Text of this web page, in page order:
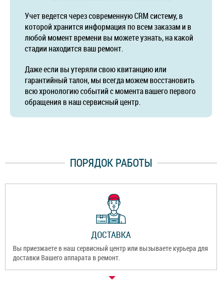
Учет ведется через современную CRM систему, в
которой хранится информация по всем заказам и в
любой момент времени вы можете узнать, на какой
стадии находится ваш ремонт.
Даже если вы утеряли свою квитанцию или
гарантийный талон, мы всегда можем восстановить
всю хронологию событий с момента вашего первого
обращения в наш сервисный центр.
ПОРЯДОК РАБОТЫ
ДОСТАВКА
Вы приезжаете в наш сервисный центр или вызываете курьера для
доставки Вашего аппарата в ремонт.